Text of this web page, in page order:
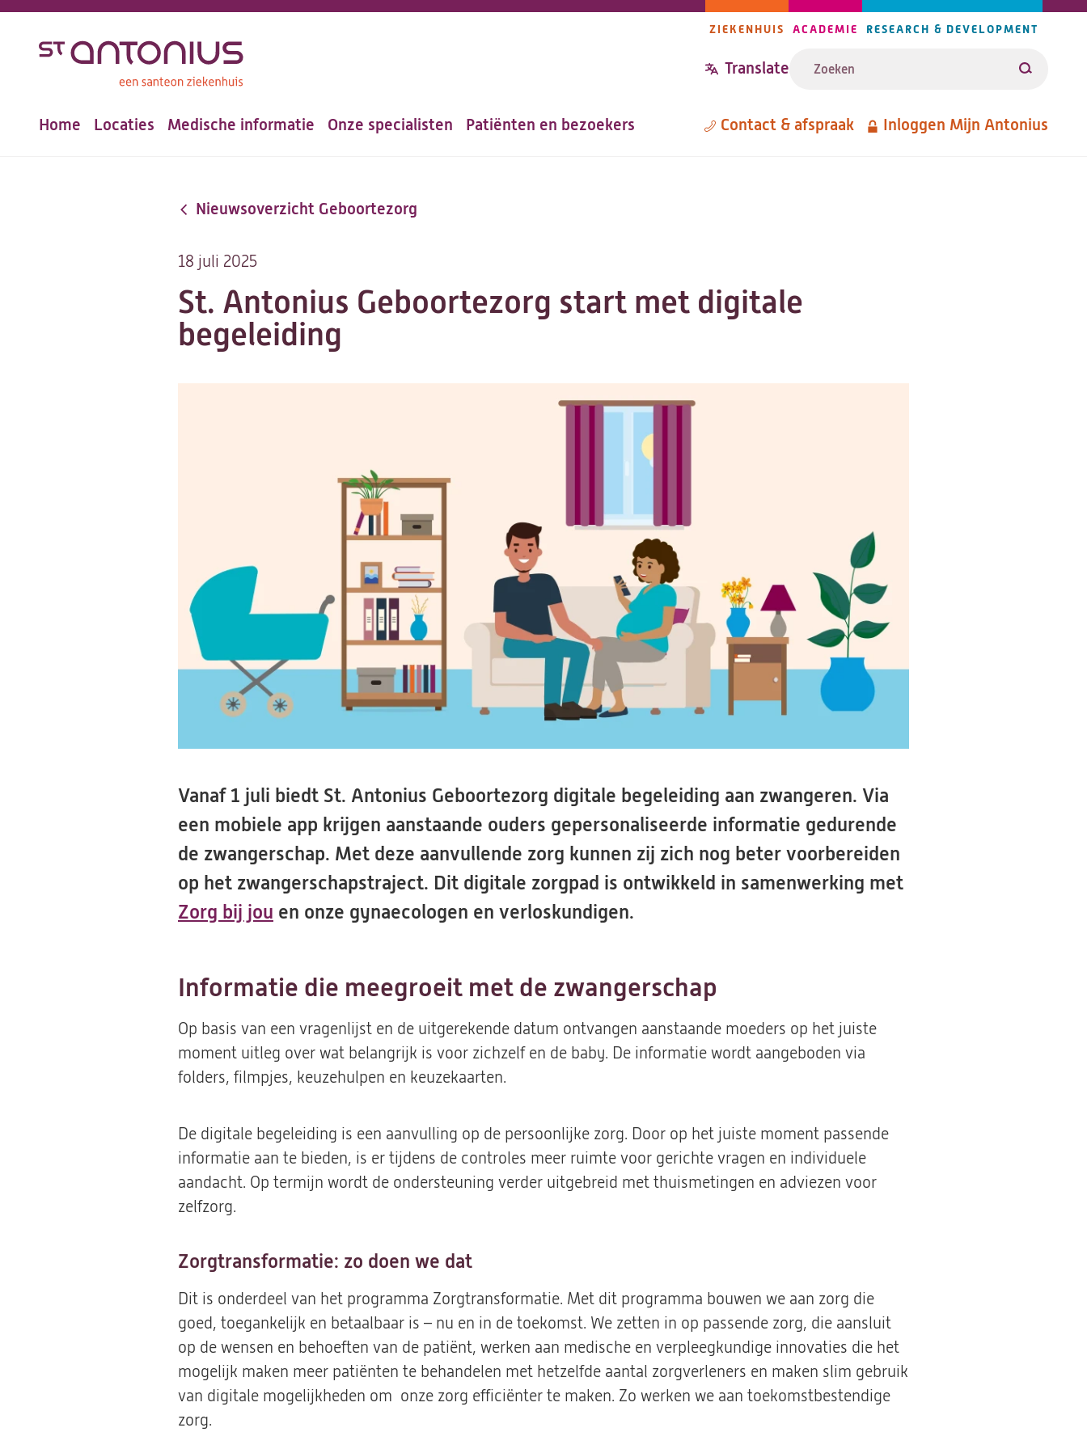
inhoud
navigatie
ZIEKENHUIS ACADEMIE RESEARCH & DEVELOPMENT
Translate Zoeken
Hoofdnavigatie
Home Locaties Medische informatie Onze specialisten Patiënten en bezoekers Metanavigatie
Contact & afspraak Inloggen Mijn Antonius
Nieuwsoverzicht Geboortezorg
18 juli 2025
St. Antonius Geboortezorg start met digitale
begeleiding
Vanaf 1 juli biedt St. Antonius Geboortezorg digitale begeleiding aan zwangeren. Via
een mobiele app krijgen aanstaande ouders gepersonaliseerde informatie gedurende
de zwangerschap. Met deze aanvullende zorg kunnen zij zich nog beter voorbereiden
op het zwangerschapstraject. Dit digitale zorgpad is ontwikkeld in samenwerking met
Zorg bij jou (opent
nieuwe
tab)
en onze gynaecologen en verloskundigen.
Informatie die meegroeit met de zwangerschap
Op basis van een vragenlijst en de uitgerekende datum ontvangen aanstaande moeders op het juiste
moment uitleg over wat belangrijk is voor zichzelf en de baby. De informatie wordt aangeboden via
folders, filmpjes, keuzehulpen en keuzekaarten.
De digitale begeleiding is een aanvulling op de persoonlijke zorg. Door op het juiste moment passende
informatie aan te bieden, is er tijdens de controles meer ruimte voor gerichte vragen en individuele
aandacht. Op termijn wordt de ondersteuning verder uitgebreid met thuismetingen en adviezen voor
zelfzorg.
Zorgtransformatie: zo doen we dat
Dit is onderdeel van het programma Zorgtransformatie. Met dit programma bouwen we aan zorg die
goed, toegankelijk en betaalbaar is – nu en in de toekomst. We zetten in op passende zorg, die aansluit
op de wensen en behoeften van de patiënt, werken aan medische en verpleegkundige innovaties die het
mogelijk maken meer patiënten te behandelen met hetzelfde aantal zorgverleners en maken slim gebruik
van digitale mogelijkheden om onze zorg efficiënter te maken. Zo werken we aan toekomstbestendige
zorg.